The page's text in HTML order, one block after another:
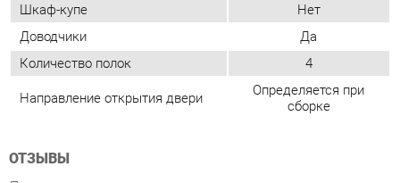
ОТЗЫВЫ
Пока нет отзывов, поделитесь первым своим мнением.
ГОТОВЫЕ КОМПЛЕКТЫ